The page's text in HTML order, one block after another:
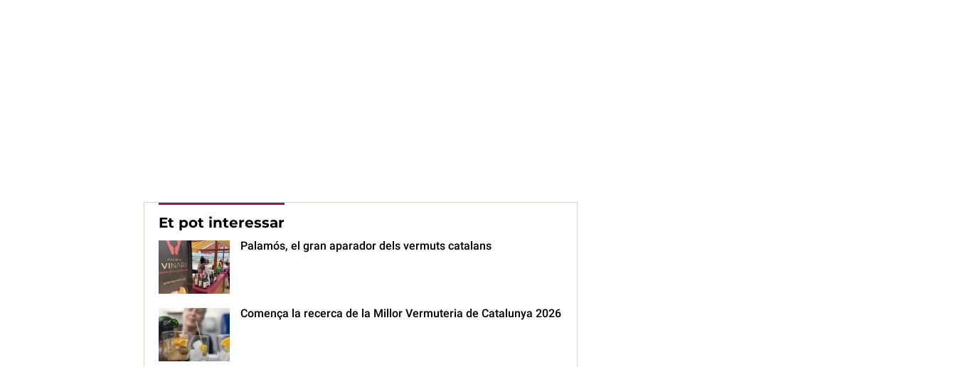
Et pot interessar
Palamós, el gran aparador dels vermuts catalans
Comença la recerca de la Millor Vermuteria de Catalunya 2026